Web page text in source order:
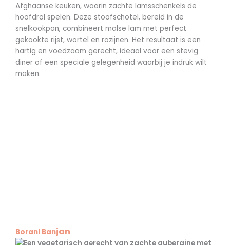
Afghaanse keuken, waarin zachte lamsschenkels de
hoofdrol spelen. Deze stoofschotel, bereid in de
snelkookpan, combineert malse lam met perfect
gekookte rijst, wortel en rozijnen. Het resultaat is een
hartig en voedzaam gerecht, ideaal voor een stevig
diner of een speciale gelegenheid waarbij je indruk wilt
maken.
Borani Banjan